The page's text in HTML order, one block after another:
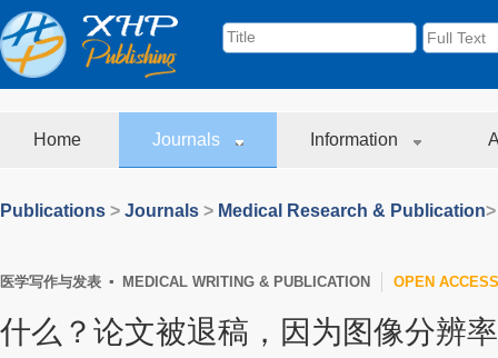
Home Journals Information
Publications > Journals > Medical Research & Publication
医学写作与发表 ▪ MEDICAL WRITING & PUBLICATION OPEN ACCESS
什么？论文被退稿，因为图像分辨